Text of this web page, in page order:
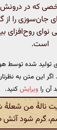
که در
جان‌سوزی را از
نوای روح‌افزای
است.
تولید شده
اگر این متن به
آن را ویرایشکنید.
نالهٔ من
گرم شود آتش